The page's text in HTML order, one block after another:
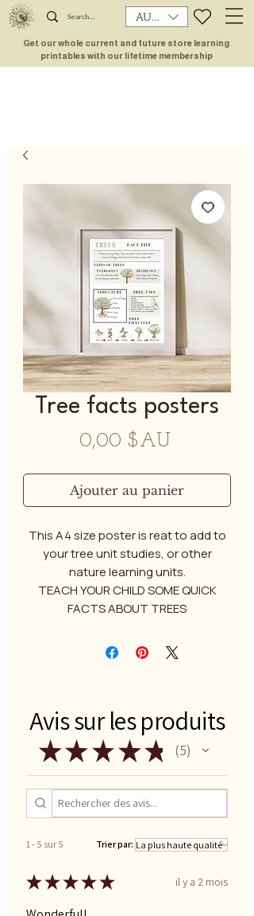
AUD (AU$)
Get our whole current and future store learning
printables with our lifetime membership
Tree facts posters
0,00 $AU
Ajouter au panier
This A4 size poster is reat to add to
your tree unit studies, or other
nature learning units.
TEACH YOUR CHILD SOME QUICK
FACTS ABOUT TREES
Avis sur les produits
★★ ★ ★★ 5
5
1 - 5 sur 5 Trier par:
★★★★★ il y a 2 mois